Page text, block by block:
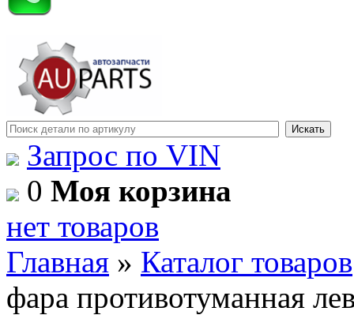
Запрос по VIN
0 Моя корзина
нет товаров
Главная » Каталог товаров
фара противотуманная